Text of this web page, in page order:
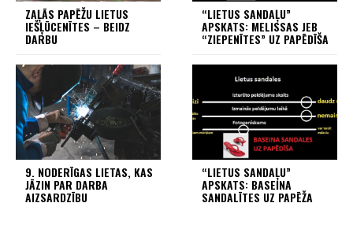
ZAĻĀS PAPĒŽU LIETUS
IEŠĻŪCENĪTES – BEIDZ
DARBU
“LIETUS SANDAĻU”
APSKATS: MELISSAS JEB
“ZIEPENĪTES” UZ PAPĒDĪŠA
9. NODERĪGAS LIETAS, KAS
JĀZIN PAR DARBA
AIZSARDZĪBU
“LIETUS SANDAĻU”
APSKATS: BASEINA
SANDALĪTES UZ PAPĒŽA